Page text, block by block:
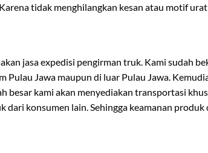
tidak menghilangkan kesan atau motif urat
jasa expedisi pengirman truk. Kami sudah
Jawa maupun di luar Pulau Jawa.
besar kami akan menyediakan transportasi
dari konsumen lain. Sehingga keamanan